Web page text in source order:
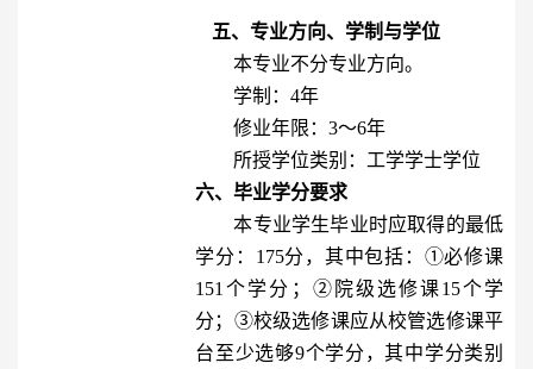
五、专业方向、学制与学位
本专业不分专业方向。
学制：4年
修业年限：3～6年
所授学位类别：工学学士学位
六、毕业学分要求
本专业学生毕业时应取得的最低
学分：175分，其中包括：①必修课
151个学分；②院级选修课1 5个学
分；③校级选修课应从校管选修课平
台至少选够9个学分，其中学分类别